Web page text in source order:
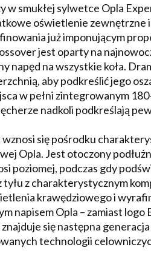
w smukłej sylwetce Opla
oświetlenie zewnętrzne
już imponującym
jest oparty na
napęd na wszystkie koła.
aby podkreślić jego
w pełni zintegrowanym
nadkoli podkreślają
się pośrodku
Opla. Jest otoczony
poziomej, podczas gdy
z charakterystycznym
krawędziowego i
napisem Opla – zamiast logo
się następna
technologii